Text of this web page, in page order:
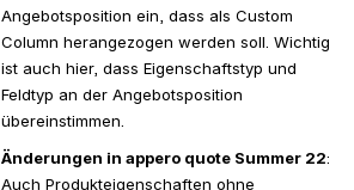
Angebotsposition ein, dass als Custom
Column herangezogen werden soll. Wichtig
ist auch hier, dass Eigenschaftstyp und
Feldtyp an der Angebotsposition
übereinstimmen.
Änderungen in appero quote Summer 22:
Auch Produkteigenschaften ohne